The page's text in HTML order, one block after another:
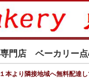
専門店 ベーカリ
本より隣接地域へ無料配達